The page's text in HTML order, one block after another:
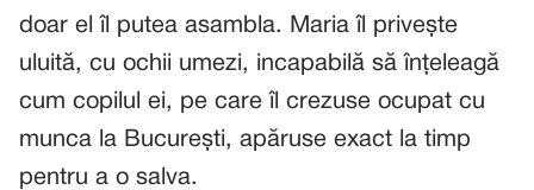
doar el îl putea asambla. Maria îl privește
uluită, cu ochii umezi, incapabilă să înțeleagă
cum copilul ei, pe care îl crezuse ocupat cu
munca la București, apăruse exact la timp
pentru a o salva.